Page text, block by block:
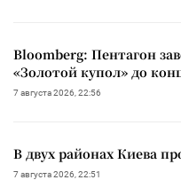
Bloomberg: Пентагон
«Золотой купол» до
7 августа 2026, 22:56
В двух районах Киева
7 августа 2026, 22:51